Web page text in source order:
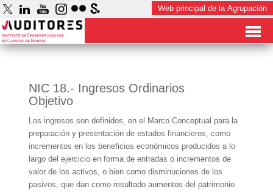
NIC 18.- Ingresos Ordinarios
Objetivo
Los ingresos son definidos, en el Marco Conceptual para la
preparación y presentación de estados financieros, como
incrementos en los beneficios económicos producidos a lo
largo del ejercicio en forma de entradas o incrementos de
valor de los activos, o bien como disminuciones de los
pasivos, que dan como resultado aumentos del patrimonio